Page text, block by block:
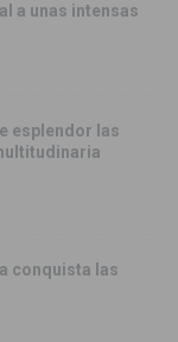
a unas intensas
esplendor las
conquista las